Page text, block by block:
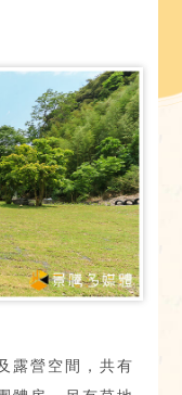
露營空間，共有